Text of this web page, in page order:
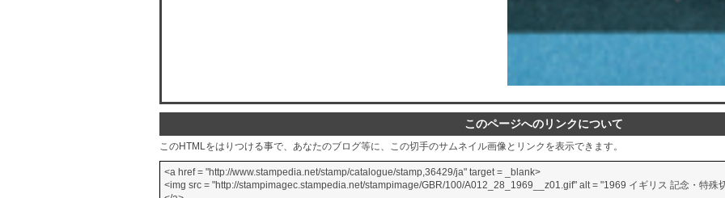
このページへのリンクについて
このHTMLをはりつける事で、あなたのブログ等に、この切手のサムネイル画像とリンクを表示できます。